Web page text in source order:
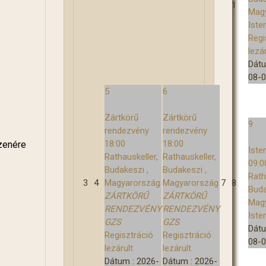
1
08-
3 4
5
Zártkörű
rendezvény
18:00
Rathauskeller,
Budakeszi ,
Magyarország
ZÁRTKÖRŰ
RENDEZVÉNY
GZS
Regisztráció
lezárult
Dátum : 2026-
6
Zártkörű
rendezvény
18:00
Rathauskeller,
Budakeszi ,
Magyarország
ZÁRTKÖRŰ
RENDEZVÉNY
GZS
Regisztráció
lezárult
Dátum : 2026-
7 8
9
08-